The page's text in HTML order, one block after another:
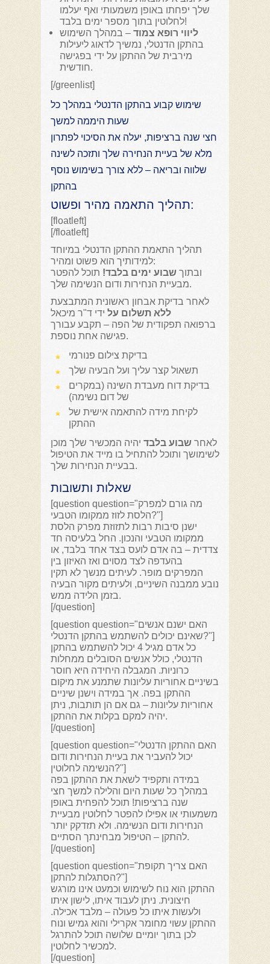
שלך יפחתו באופן משמעותי ואף יעלמו
לחלוטין בתוך מספר ימים בלבד!
ליווי רופא צמוד – במהלך השימוש
בהתקן הדנטלי, נמשיך לדאוג ליעילות
מירבית של ההתקן על ידי בפגישה
חודשית.
[/greenlist]
שימוש קבוע בהתקן הדנטלי במהלך כל
שעות היממה למשך
חצי שנה ברציפות, יעלה את הסיכוי לפתרון
מלא של בעיית הנחירה שלך ותזכה לשינה
שלווה ובריאה – ללא צורך בשימוש נוסף
בהתקן
תהליך התאמה מהיר ופשוט:
[floatleft]
[/floatleft]
תהליך התאמת ההתקן הדנטלי במיוחד
למידותיך הוא פשוט ומהיר:
ובתוך שבוע ימים בלבד! תוכל להפטר
מבעיית הנחירות ודום הנשימה שלך.
לאחר בדיקת אבחון ראשונית המתבצעת
ללא תשלום על ידי ד"ר מיכאל
ברפואה תפקודית של הפה – תקבע עבורך
פגישה אחת נוספת.
בדיקת צילום פנורמי
תשאול קצר עליך ועל הבעיה שלך
בדיקת דוח מעבדת השינה (במקרים
של דום נשימה)
לקיחת מידה להתאמה אישית של
ההתקן
לאחר שבוע בלבד יהיה המכשיר שלך מוכן
לשימושך ותוכל להתחיל בו מייד את הטיפול
בבעיית הנחירות שלך.
שאלות ותשובות
[question question="מה גורם למפרק
הלסת לזוז ממקומו הטבעי?"]
ישנן סיבות רבות לתזוזת מפרק הלסת
ממקומו הטבעי והנכון. החל בלעיסה חד
צדדית – בה אדם לועס בצד אחד בלבד, או
בהעדפה לצד מסוים ואז האיזון בין
המפרקים מופר. לעיתים מנשך לא תקין
נובע ממבנה השיניים, ולעיתים מקור הבעיה
בזמן הלידה ממש.
[/question]
[question question="האם ישנם אנשים
שאינם יכולים להשתמש בהתקן הדנטלי?"]
כל אדם מגיל 4 יכול להשתמש בהתקן
הדנטלי, כולל אנשים הסובלים ממחלות
כרוניות. המגבלה היחידה היא חוסר
בשיניים אחוריות עליונות שתמנע את מיקום
ההתקן בפה. אך במידה וישנן שיניים
אחוריות עליונות – גם אם הן תותבות, ניתן
יהיה למקם בקלות את ההתקן.
[/question]
[question question="האם ההתקן הדנטלי
יכול להעביר את בעיית הנחירות ודום
הנשימה לחלוטין?"]
במידה ותקפיד לשאת את ההתקן בפה
במהלך כל שעות היום והלילה למשך חצי
שנה ברציפות! תוכל להפחית באופן
משמעותי או אפילו להפטר לחלוטין מבעיית
הנחירות ודום הנשימה. ולא תזדקק יותר
להתקן – הטיפול מבחינתך הסתיים.
[/question]
[question question="האם צריך תקופת
הסתגלות להתקן?"]
ההתקן הוא נוח לשימוש וכמעט אינו מורגש
חיצונית. ניתן לעבוד איתו, לישון איתו
ולעשות איתו כל פעולה – מלבד אכילה.
ההתקן עשוי מחומר אקרילי והוא גמיש ונוח
לכן בתוך יומיים שלושה תוכל להתרגל
למכשיר לחלוטין.
[/question]